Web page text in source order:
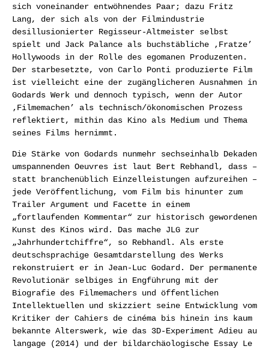
sich voneinander entwöhnendes Paar; dazu Fritz
Lang, der sich als von der Filmindustrie
desillusionierter Regisseur-Altmeister selbst
spielt und Jack Palance als buchstäbliche ‚Fratze’
Hollywoods in der Rolle des egomanen Produzenten.
Der starbesetzte, von Carlo Ponti produzierte Film
ist vielleicht eine der zugänglicheren Ausnahmen in
Godards Werk und dennoch typisch, wenn der Autor
‚Filmemachen’ als technisch/ökonomischen Prozess
reflektiert, mithin das Kino als Medium und Thema
seines Films hernimmt.
Die Stärke von Godards nunmehr sechseinhalb Dekaden
umspannenden Oeuvres ist laut Bert Rebhandl, dass –
statt branchenüblich Einzelleistungen aufzureihen –
jede Veröffentlichung, vom Film bis hinunter zum
Trailer Argument und Facette in einem
„fortlaufenden Kommentar“ zur historisch gewordenen
Kunst des Kinos wird. Das mache JLG zur
„Jahrhundertchiffre“, so Rebhandl. Als erste
deutschsprachige Gesamtdarstellung des Werks
rekonstruiert er in Jean-Luc Godard. Der permanente
Revolutionär selbiges in Engführung mit der
Biografie des Filmemachers und öffentlichen
Intellektuellen und skizziert seine Entwicklung vom
Kritiker der Cahiers de cinéma bis hinein ins kaum
bekannte Alterswerk, wie das 3D-Experiment Adieu au
langage (2014) und der bildarchäologische Essay Le